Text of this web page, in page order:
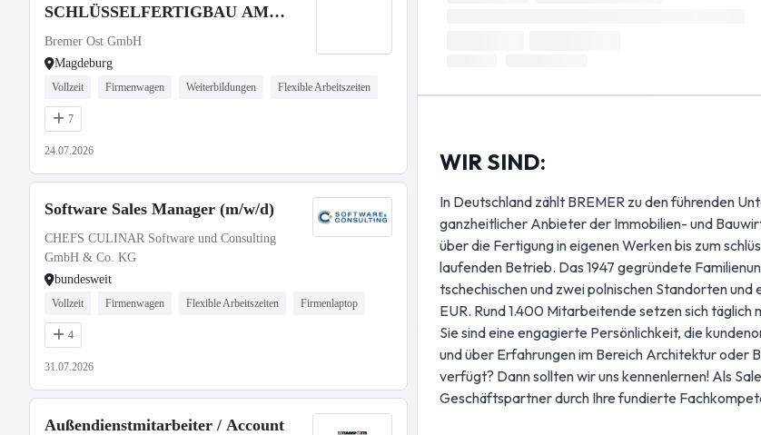
SCHLÜSSELFERTIGBAU AM
STANDORT MAGDEBURG
Bremer Ost GmbH
Magdeburg
Vollzeit Firmenwagen Weiterbildungen Flexible Arbeitszeiten
7
24.07.2026
Software Sales Manager (m/w/d)
CHEFS CULINAR Software und Consulting
GmbH & Co. KG
bundesweit
Vollzeit Firmenwagen Flexible Arbeitszeiten Firmenlaptop
4
31.07.2026
Außendienstmitarbeiter / Account